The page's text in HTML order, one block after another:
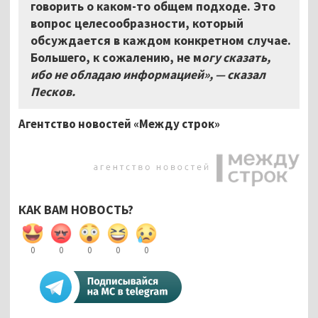
говорить о каком-то общем подходе. Это
вопрос целесообразности, который
обсуждается в каждом конкретном случае.
Большего, к сожалению, не могу сказать,
ибо не обладаю информацией», — сказал
Песков.
Агентство новостей «Между строк»
КАК ВАМ НОВОСТЬ?
0 0 0 0 0